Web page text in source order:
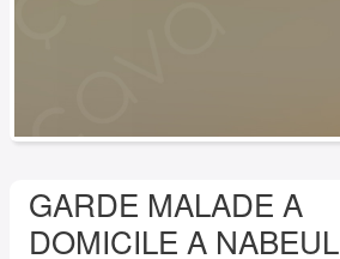
GARDE MALADE A
DOMICILE A NABEUL